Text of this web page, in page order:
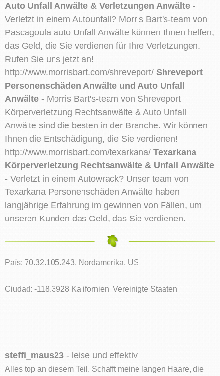
Auto Unfall Anwälte & Verletzungen Anwälte -
Verletzt in einem Autounfall? Morris Bart's-team von
Pascagoula auto Unfall Anwälte können Ihnen helfen,
das Geld, die Sie verdienen für Ihre Verletzungen.
Rufen Sie uns jetzt an!
http://www.morrisbart.com/shreveport/ Shreveport
Personenschäden Anwälte und Auto Unfall
Anwälte - Morris Bart's-team von Shreveport
Körperverletzung Rechtsanwälte & Auto Unfall
Anwälte sind die besten in der Branche. Wir können
Ihnen die Entschädigung, die Sie verdienen!
http://www.morrisbart.com/texarkana/ Texarkana
Körperverletzung Rechtsanwälte & Unfall Anwälte
- Verletzt in einem Autowrack? Unser team von
Texarkana Personenschäden Anwälte haben
langjährige Erfahrung im gewinnen von Fällen, um
unseren Kunden das Geld, das Sie verdienen.
País: 70.32.105.243, Nordamerika, US
Ciudad: -118.3928 Kalifornien, Vereinigte Staaten
steffi_maus23 - leise und effektiv
Alles top an diesem Teil. Schafft meine langen Haare, die